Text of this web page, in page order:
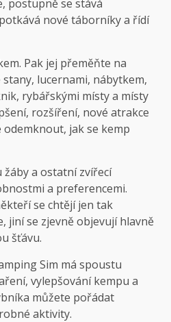
postupně se stává
nové táborníky a řídí
Pak jej přeměňte na
lucernami, nábytkem,
rybářskými místy a místy
rozšíření, nové atrakce
jak se kemp
žáby a ostatní zvířecí
a preferencemi.
se chtějí jen tak
jiní se zjevně objevují hlavně
šťávu.
Sim má spoustu
vylepšování kempu a
můžete pořádat
aktivity.